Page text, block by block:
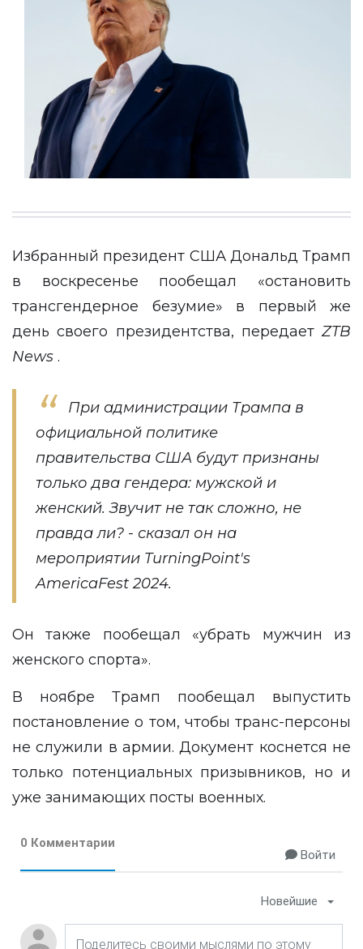
Избранный президент США Дональд Трамп
в воскресенье пообещал «остановить
трансгендерное безумие» в первый же
день своего президентства, передает ZTB
News .
При администрации Трампа в
официальной политике
правительства США будут признаны
только два гендера: мужской и
женский. Звучит не так сложно, не
правда ли? - сказал он на
мероприятии TurningPoint's
AmericaFest 2024.
Он также пообещал «убрать мужчин из
женского спорта».
В ноябре Трамп пообещал выпустить
постановление о том, чтобы транс-персоны
не служили в армии. Документ коснется не
только потенциальных призывников, но и
уже занимающих посты военных.
0 Комментарии
Войти
Новейшие